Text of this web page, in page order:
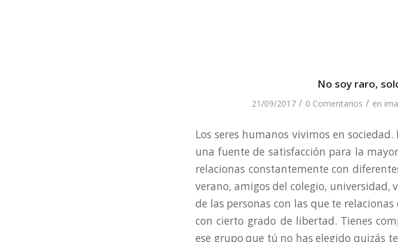
No soy raro,
21/09/2017 / 0 Comentarios / en
Los seres humanos vivimos en
una fuente de satisfacción para la
relacionas constantemente con
verano, amigos del colegio, universidad,
de las personas con las que te
con cierto grado de libertad. Tienes
ese grupo que tú no has elegido quizás